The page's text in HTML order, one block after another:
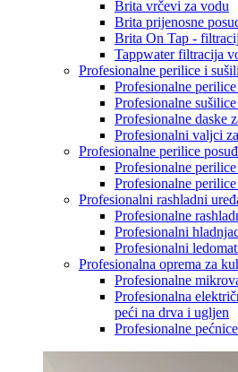
Brita vrčevi za vodu
Brita prijenosne
Brita On Tap -
Tappwater filtracija
Profesionalne perilice i
Profesionalne
Profesionalne
Profesionalne daske
Profesionalni valjci
Profesionalne perilice
Profesionalne perilice
Profesionalne perilice
Profesionalni rashladni
Profesionalne
Profesionalni
Profesionalni
Profesionalna oprema za
Profesionalne
Profesionalna
peći na drva i ugljen
Profesionalne pećnice